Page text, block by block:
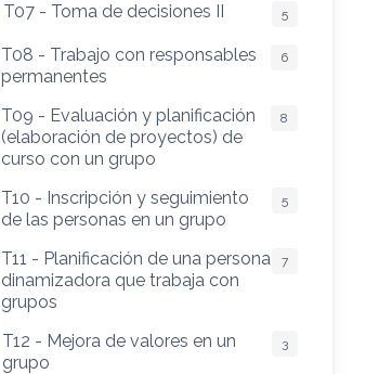
T07 - Toma de decisiones II 5
T08 - Trabajo con responsables
permanentes
6
T09 - Evaluación y planificación
(elaboración de proyectos) de
curso con un grupo
8
T10 - Inscripción y seguimiento
de las personas en un grupo
5
T11 - Planificación de una persona
dinamizadora que trabaja con
grupos
7
T12 - Mejora de valores en un
grupo
3